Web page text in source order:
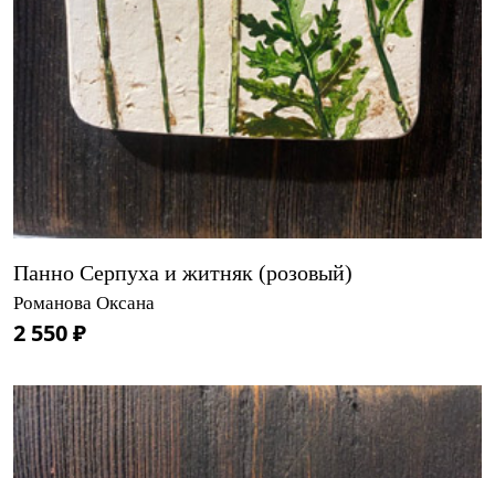
Панно Серпуха и житняк (розовый)
Романова Оксана
2 550 ₽